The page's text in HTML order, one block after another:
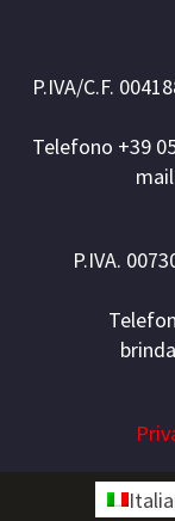
P.IVA/C.F.
Telefono +39
P.IVA.